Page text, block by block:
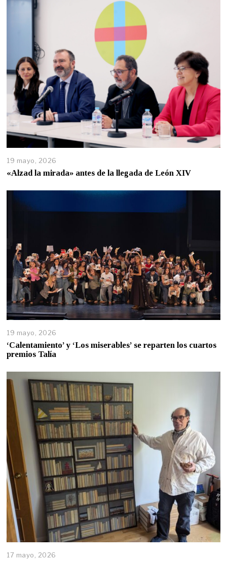
19 mayo, 2026
«Alzad la mirada» antes de la llegada de León XIV
19 mayo, 2026
‘Calentamiento’ y ‘Los miserables’ se reparten los cuartos
premios Talía
17 mayo, 2026